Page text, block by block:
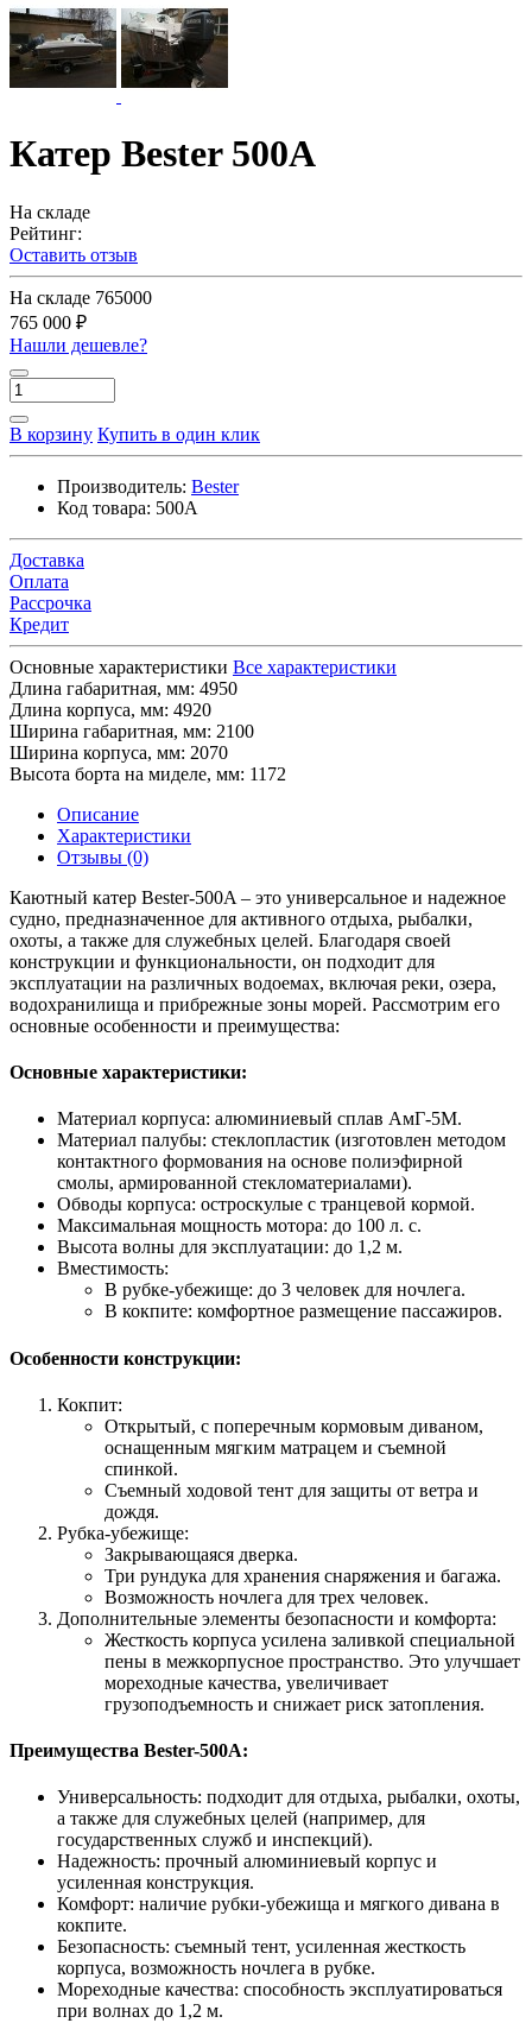
Катер Bester 500A
На складе
Рейтинг:
Оставить отзыв
На складе 765000
765 000 ₽
Нашли дешевле?
В корзину Купить в один клик
Производитель: Bester
Код товара: 500A
Доставка
Оплата
Рассрочка
Кредит
Основные характеристики Все характеристики
Длина габаритная, мм: 4950
Длина корпуса, мм: 4920
Ширина габаритная, мм: 2100
Ширина корпуса, мм: 2070
Высота борта на миделе, мм: 1172
Описание
Характеристики
Отзывы (0)
Каютный катер Bester-500A – это универсальное и надежное
судно, предназначенное для активного отдыха, рыбалки,
охоты, а также для служебных целей. Благодаря своей
конструкции и функциональности, он подходит для
эксплуатации на различных водоемах, включая реки, озера,
водохранилища и прибрежные зоны морей. Рассмотрим его
основные особенности и преимущества:
Основные характеристики:
Материал корпуса: алюминиевый сплав АмГ-5М.
Материал палубы: стеклопластик (изготовлен методом
контактного формования на основе полиэфирной
смолы, армированной стекломатериалами).
Обводы корпуса: остроскулые с транцевой кормой.
Максимальная мощность мотора: до 100 л. с.
Высота волны для эксплуатации: до 1,2 м.
Вместимость:
В рубке-убежище: до 3 человек для ночлега.
В кокпите: комфортное размещение пассажиров.
Особенности конструкции:
Кокпит:
Открытый, с поперечным кормовым диваном,
оснащенным мягким матрацем и съемной
спинкой.
Съемный ходовой тент для защиты от ветра и
дождя.
Рубка-убежище:
Закрывающаяся дверка.
Три рундука для хранения снаряжения и багажа.
Возможность ночлега для трех человек.
Дополнительные элементы безопасности и комфорта:
Жесткость корпуса усилена заливкой специальной
пены в межкорпусное пространство. Это улучшает
мореходные качества, увеличивает
грузоподъемность и снижает риск затопления.
Преимущества Bester-500A:
Универсальность: подходит для отдыха, рыбалки, охоты,
а также для служебных целей (например, для
государственных служб и инспекций).
Надежность: прочный алюминиевый корпус и
усиленная конструкция.
Комфорт: наличие рубки-убежища и мягкого дивана в
кокпите.
Безопасность: съемный тент, усиленная жесткость
корпуса, возможность ночлега в рубке.
Мореходные качества: способность эксплуатироваться
при волнах до 1,2 м.